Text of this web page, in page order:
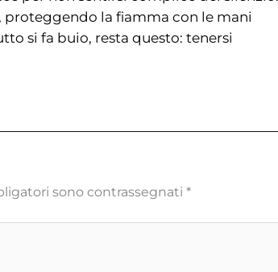
proteggendo la fiamma con le mani
si fa buio, resta questo: tenersi
sono contrassegnati *